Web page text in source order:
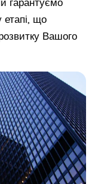
етапі, що
Вашого